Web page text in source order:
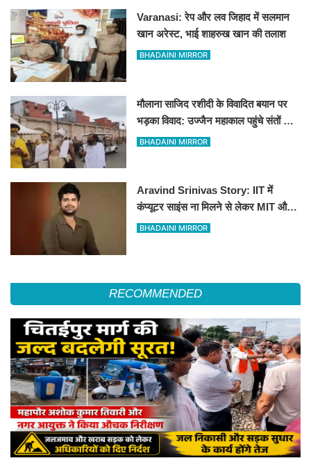
Varanasi: रेप और लव जिहाद में सलमान
खान अरेस्ट, भाई शाहरुख खान की तलाश
BHADAINI MIRROR
मौलाना साजिद रशीदी के विवादित बयान पर
भड़का विवाद: उज्जैन महाकाल पहुंचे संतों और
कांवड़ियों ने जताया कड़ा विरोध
BHADAINI MIRROR
Aravind Srinivas Story: IIT में
कंप्यूटर साइंस ना मिलने से लेकर MIT और
पहले स्टार्टअप में रिजेक्शन तक
BHADAINI MIRROR
RECOMMENDED